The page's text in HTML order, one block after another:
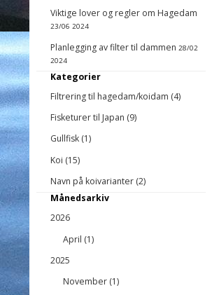
Viktige lover og regler om Hagedam
23/06 2024
Planlegging av filter til dammen 28/02
2024
Kategorier
Filtrering til hagedam/koidam (4)
Fisketurer til Japan (9)
Gullfisk (1)
Koi (15)
Navn på koivarianter (2)
Månedsarkiv
2026
April (1)
2025
November (1)